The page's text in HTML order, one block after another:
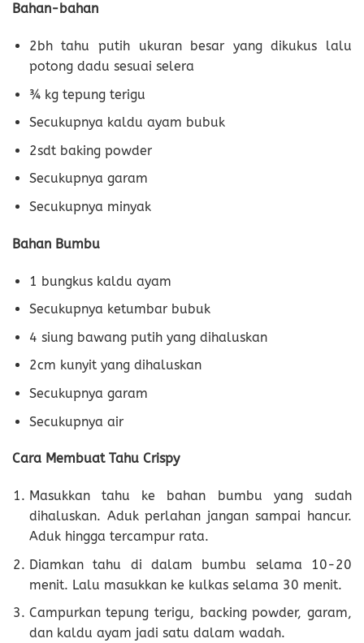
Bahan-bahan
2bh tahu putih ukuran besar yang dikukus lalu
potong dadu sesuai selera
¾ kg tepung terigu
Secukupnya kaldu ayam bubuk
2sdt baking powder
Secukupnya garam
Secukupnya minyak
Bahan Bumbu
1 bungkus kaldu ayam
Secukupnya ketumbar bubuk
4 siung bawang putih yang dihaluskan
2cm kunyit yang dihaluskan
Secukupnya garam
Secukupnya air
Cara Membuat Tahu Crispy
Masukkan tahu ke bahan bumbu yang sudah
dihaluskan. Aduk perlahan jangan sampai hancur.
Aduk hingga tercampur rata.
Diamkan tahu di dalam bumbu selama 10-20
menit. Lalu masukkan ke kulkas selama 30 menit.
Campurkan tepung terigu, backing powder, garam,
dan kaldu ayam jadi satu dalam wadah.